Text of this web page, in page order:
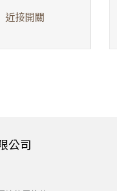
近接開關
公司